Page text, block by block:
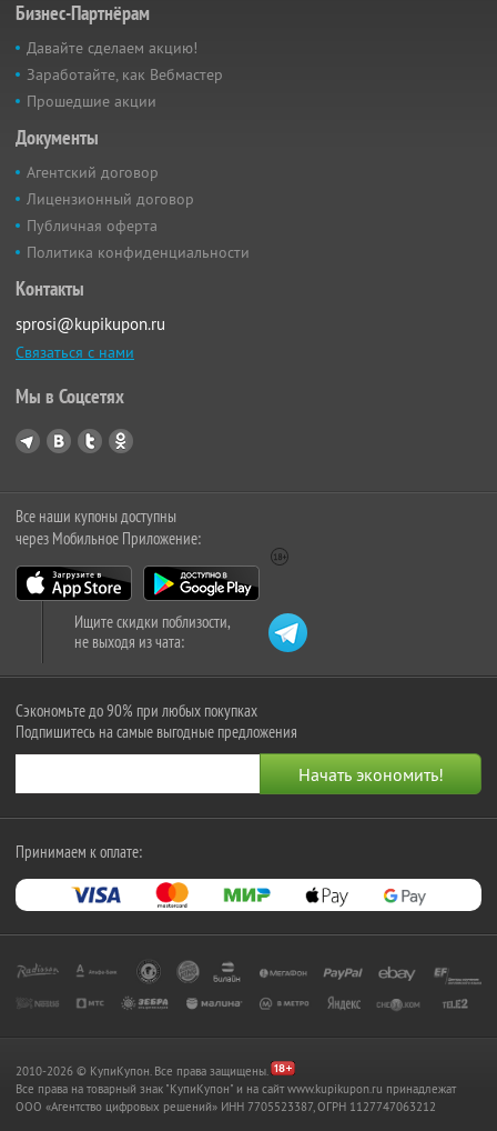
Бизнес-Партнёрам
Давайте сделаем акцию!
Заработайте, как Вебмастер
Прошедшие акции
Документы
Агентский договор
Лицензионный договор
Публичная оферта
Политика конфиденциальности
Контакты
sprosi@kupikupon.ru
Связаться с нами
Мы в Соцсетях
Все наши купоны доступны
через Мобильное Приложение:
Ищите скидки поблизости,
не выходя из чата:
Сэкономьте до 90% при любых покупках
Подпишитесь на самые выгодные предложения
Принимаем к оплате:
2010-2026 © КупиКупон. Все права защищены.
Все права на товарный знак "КупиКупон" и на сайт www.kupikupon.ru принадлежат
OOO «Агентство цифровых решений» ИНН 7705523387, ОГРН 1127747063212